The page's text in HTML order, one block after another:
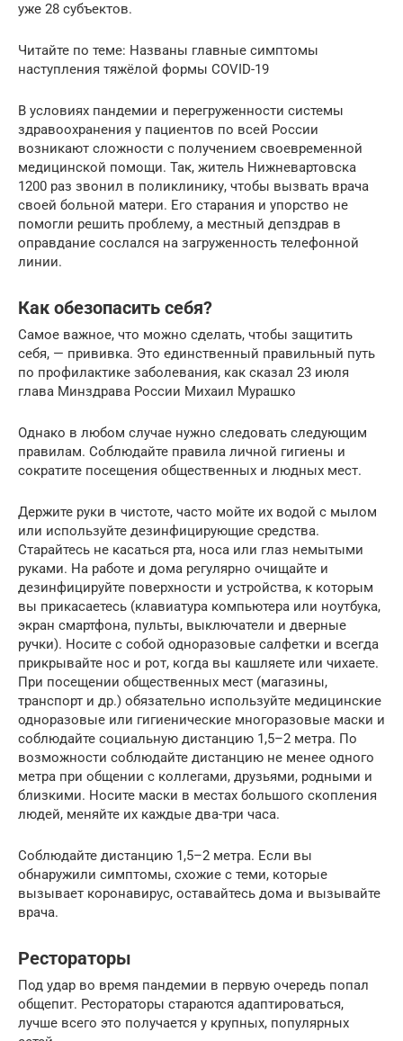
уже 28 субъектов.
Читайте по теме: Названы главные симптомы
наступления тяжёлой формы COVID-19
В условиях пандемии и перегруженности системы
здравоохранения у пациентов по всей России
возникают сложности с получением своевременной
медицинской помощи. Так, житель Нижневартовска
1200 раз звонил в поликлинику, чтобы вызвать врача
своей больной матери. Его старания и упорство не
помогли решить проблему, а местный депздрав в
оправдание сослался на загруженность телефонной
линии.
Как обезопасить себя?
Самое важное, что можно сделать, чтобы защитить
себя, — прививка. Это единственный правильный путь
по профилактике заболевания, как сказал 23 июля
глава Минздрава России Михаил Мурашко
Однако в любом случае нужно следовать следующим
правилам. Соблюдайте правила личной гигиены и
сократите посещения общественных и людных мест.
Держите руки в чистоте, часто мойте их водой с мылом
или используйте дезинфицирующие средства.
Старайтесь не касаться рта, носа или глаз немытыми
руками. На работе и дома регулярно очищайте и
дезинфицируйте поверхности и устройства, к которым
вы прикасаетесь (клавиатура компьютера или ноутбука,
экран смартфона, пульты, выключатели и дверные
ручки). Носите с собой одноразовые салфетки и всегда
прикрывайте нос и рот, когда вы кашляете или чихаете.
При посещении общественных мест (магазины,
транспорт и др.) обязательно используйте медицинские
одноразовые или гигиенические многоразовые маски и
соблюдайте социальную дистанцию 1,5–2 метра. По
возможности соблюдайте дистанцию не менее одного
метра при общении с коллегами, друзьями, родными и
близкими. Носите маски в местах большого скопления
людей, меняйте их каждые два-три часа.
Соблюдайте дистанцию 1,5–2 метра. Если вы
обнаружили симптомы, схожие с теми, которые
вызывает коронавирус, оставайтесь дома и вызывайте
врача.
Рестораторы
Под удар во время пандемии в первую очередь попал
общепит. Рестораторы стараются адаптироваться,
лучше всего это получается у крупных, популярных